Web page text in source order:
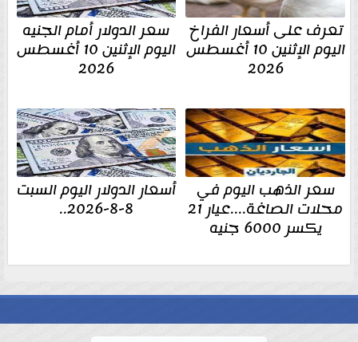
تعرف على أسعار الفراخ
اليوم الإثنين 10 أغسطس
2026
سعر الدولار أمام الجنيه
اليوم الإثنين 10 أغسطس
2026
سعر الذهب اليوم في
محلات الصاغة....عيار 21
يكسر 6000 جنيه
أسعار الدولار اليوم السبت
8-8-2026..